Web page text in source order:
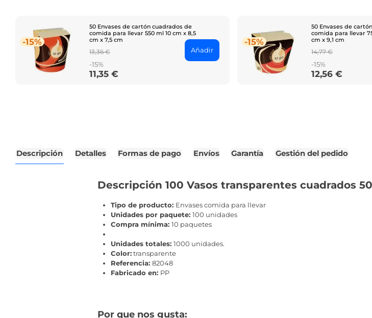
-15%
50 Envases de cartón cuadrados de
comida para llevar 550 ml 10 cm x 8,5
cm x 7,5 cm
Regular
price
13,36 €
-15%
Price
11,35 €
Añadir
-15%
50 Envases de
comida para llevar
cm x 9,1 cm
Regular
price
14,77 €
-15%
Price
12,56 €
Descripción Detalles Formas de pago Envíos Garantía Gestión del pedido
Descripción 100 Vasos transparentes cuadrados
Tipo de producto: Envases comida para llevar
Unidades por paquete: 100 unidades
Compra mínima: 10 paquetes
Unidades totales: 1000 unidades.
Color:transparente
Referencia: 82048
Fabricado en: PP
Por que nos gusta: